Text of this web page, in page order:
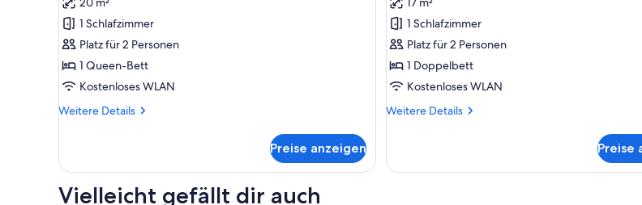
für
Studio,
1
Queen-
Bett
patio)
1 Schlafzimmer
Platz für 2 Personen
1 Queen-Bett
Kostenloses WLAN
Weitere Details
Weitere
1
Bett
Preise anzeigen
für
Basic-
Zimmer
anzeigen
1 Schlafzimmer
Platz für 2 Personen
1 Doppelbett
Kostenloses WLAN
Weitere Details
Weitere
Zimmer
Preise
Vielleicht gefällt dir auch